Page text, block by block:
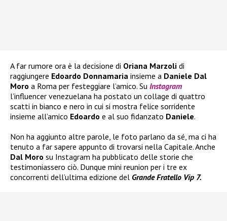
A far rumore ora è la decisione di Oriana Marzoli di
raggiungere Edoardo Donnamaria insieme a Daniele Dal
Moro a Roma per festeggiare l’amico. Su Instagram
l’influencer venezuelana ha postato un collage di quattro
scatti in bianco e nero in cui si mostra felice sorridente
insieme all’amico Edoardo e al suo fidanzato Daniele.
Non ha aggiunto altre parole, le foto parlano da sé, ma ci ha
tenuto a far sapere appunto di trovarsi nella Capitale. Anche
Dal Moro su Instagram ha pubblicato delle storie che
testimoniassero ciò. Dunque mini reunion per i tre ex
concorrenti dell’ultima edizione del Grande Fratello Vip 7.